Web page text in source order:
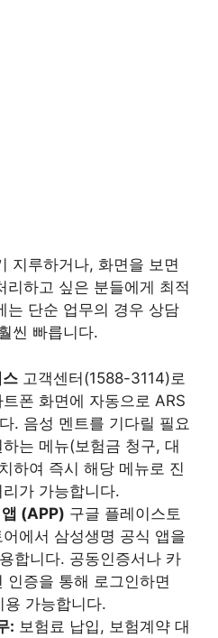
지루하거나, 화면을 보면
리하고 싶은 분들에게 최적
는 단순 업무의 경우 상담
씬 빠릅니다.
고객센터(1588-3114)로
폰 화면에 자동으로 ARS
. 음성 멘트를 기다릴 필요
는 메뉴(보험금 청구, 대
하여 즉시 해당 메뉴로 진
가 가능합니다.
(APP) 구글 플레이스토
에서 삼성생명 공식 앱을
합니다. 공동인증서나 카
인증을 통해 로그인하면
가능합니다.
: 보험료 납입, 보험계약 대